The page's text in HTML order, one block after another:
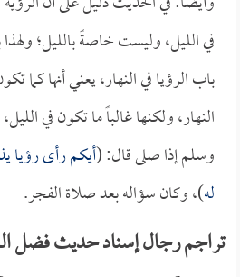
في الليل، وليست خاصةً بالليل؛
باب الرؤيا في النهار، يعني أنها كما
النهار، ولكنها غالباً ما تكون في
وسلم إذا صلى قال: (أيكم رأى رؤيا
له)، وكان سؤاله بعد صلاة الفجر.
تراجم رجال إسناد حديث فضل